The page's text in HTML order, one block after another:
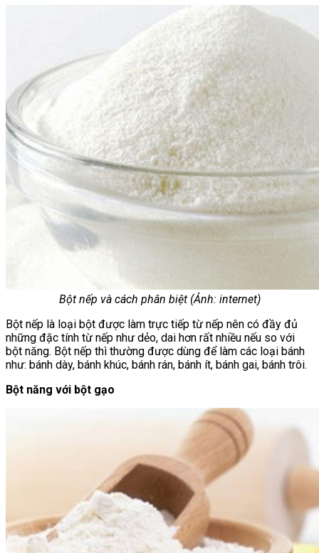
Bột nếp và cách phân biệt (Ảnh: internet)
Bột nếp là loại bột được làm trực tiếp từ nếp nên có đầy đủ
những đặc tính từ nếp như dẻo, dai hơn rất nhiều nếu so với
bột năng. Bột nếp thì thường được dùng để làm các loại bánh
như: bánh dày, bánh khúc, bánh rán, bánh ít, bánh gai, bánh trôi.
Bột năng với bột gạo